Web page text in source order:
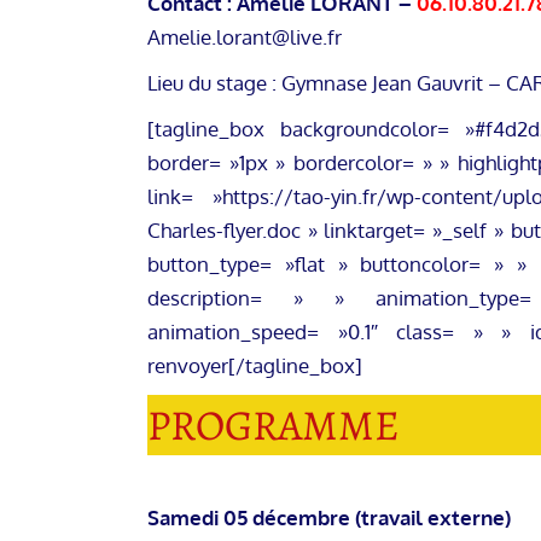
Amelie.lorant@live.fr
Lieu du stage : Gymnase Jean Gauvrit –
[tagline_box backgroundcolor=
border= »1px » bordercolor= » »
link= »https://tao-yin.fr/wp-content/
Charles-flyer.doc » linktarget= »_self »
button_type= »flat » buttoncolor= »
description= » »
animation_speed= »0.1″ class= »
renvoyer[/tagline_box]
PROGRAMME
Samedi 05 décembre (travail externe)